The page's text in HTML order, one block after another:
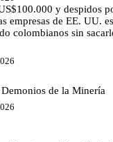
y despidos
empresas de EE. UU.
colombianos sin
Demonios de la Minería